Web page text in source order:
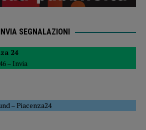
SEGNALAZIONI
24
– Invia
–Piacenza24